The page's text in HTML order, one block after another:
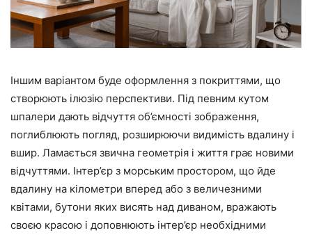
Іншим варіантом буде оформлення з покриттями, що
створюють ілюзію перспективи. Під певним кутом
шпалери дають відчуття об’ємності зображення,
поглиблюють погляд, розширюючи видимість вдалину і
вшир. Ламається звична геометрія і життя грає новими
відчуттями. Інтер’єр з морським простором, що йде
вдалину на кілометри вперед або з величезними
квітами, бутони яких висять над диваном, вражають
своєю красою і доповнюють інтер’єр необхідними